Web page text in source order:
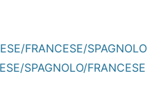
FRANCESE/SPAGNOLO
SPAGNOLO/FRANCESE